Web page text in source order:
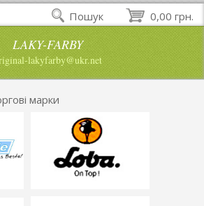
LAKY-FARBY
lakyfarby@ukr.net
марки
0,00 грн.
Пошук